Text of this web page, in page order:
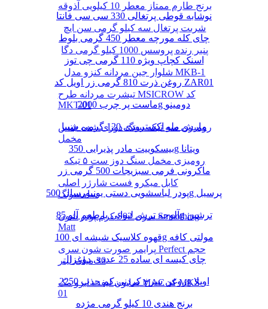
برنج طارم ممتاز معطر 10 کیلویی آذوقه
شربت پرتغال سه کیلو گرمی سن ایچ
پنیر رنده پروسس 1000 کیلو گرمی دگا
شلوار جین مردانه کنزو مدل MKB-1
تیشرت مردانه طرح MSICROW کد
MKT-01
رومیزی سه تیکه سنگ دوزی شده جنس
مخمل
رومیزی مخمل سنگ دوز ست ۵ تیکه
کابل میکرو فست شارژر اصلی
سامسونگ
کرم پودر شون S02 سری Smoothing
Matt
پرایمر صورت شون سری Perfect حجم
30 میلی لیتر
صابون لیفت ابرو مک MAC کد MKS-
01
نوشابه قوطی پرتغالی 330 سی سی فانتا
چای کله مورچه معطر 450 گرمی بلوط
اسنک کچاپ ویژه 110 گرمی چی توز
روغن ذرت 810 گرمی زر اویل کد ZAR01
ماست پر چرب 2000g دومینو
مارش ملو اکسترودی 120 گرمی شیبا
بیسکوییت مادر پذیرایی 350g ویتانا
ماکرونی فرمی سبزیجات 500 گرمی زر
پودر لباسشویی دستی یونیورسال 500g پرسیل
آلوچه ترش لیوانی با طعم آلو 85g ترشین
قهوه کلاسیک شیشه ای 100g مولتی کافه
چای کیسه ای ساده 25 عددی دوغزال
روغن سرخ کردنی کم جذب 2250g اویلا
برنج هندی 10 کیلو گرمی مژده